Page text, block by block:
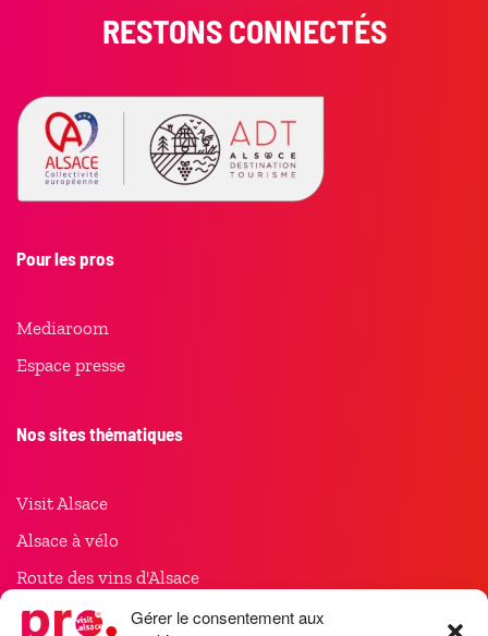
Gérer le consentement aux
RESTONS CONNECTÉS
Pour les pros
Mediaroom
Espace presse
Nos sites thématiques
Visit Alsace
Alsace à vélo
Route des vins d'Alsace
Noël en Alsace